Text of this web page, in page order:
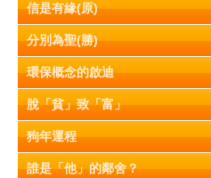
信是有緣(原)
分別為聖(勝)
環保概念的啟迪
脫「貧」致「富」
狗年運程
誰是「他」的鄰舍？